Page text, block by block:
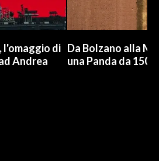
l'omaggio di
Andrea
Da Bolzano alla
una Panda da 150